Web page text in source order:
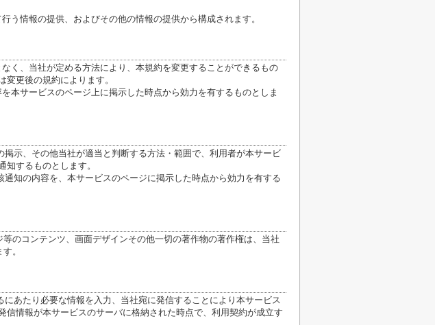
う情報の提供、およびその他の情報の提供から構成されます。
なく、当社が定める方法により、本規約を変更することができるもの
変更後の規約によります。
本サービスのページ上に掲示した時点から効力を有するものとしま
掲示、その他当社が適当と判断する方法・範囲で、利用者が本サービ
知するものとします。
通知の内容を、本サービスのページに掲示した時点から効力を有する
のコンテンツ、画面デザインその他一切の著作物の著作権は、当社
。
にあたり必要な情報を入力、当社宛に発信することにより本サービス
信情報が本サービスのサーバに格納された時点で、利用契約が成立す